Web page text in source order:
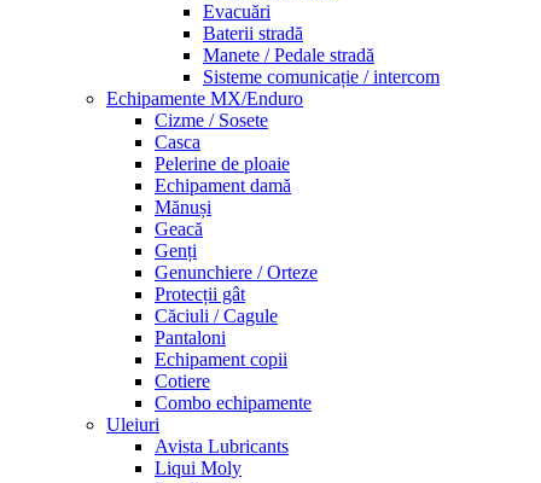
Evacuări
Baterii stradă
Manete / Pedale stradă
Sisteme comunicație / intercom
Echipamente MX/Enduro
Cizme / Sosete
Casca
Pelerine de ploaie
Echipament damă
Mănuși
Geacă
Genți
Genunchiere / Orteze
Protecții gât
Căciuli / Cagule
Pantaloni
Echipament copii
Cotiere
Combo echipamente
Uleiuri
Avista Lubricants
Liqui Moly